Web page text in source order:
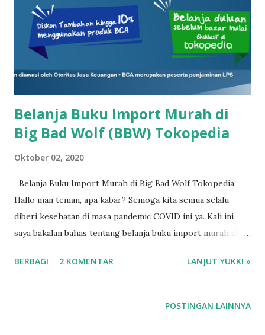
Belanja Buku Import Murah di
Big Bad Wolf (BBW) Tokopedia
Oktober 02, 2020
Belanja Buku Import Murah di Big Bad Wolf Tokopedia
Hallo man teman, apa kabar? Semoga kita semua selalu
diberi kesehatan di masa pandemic COVID ini ya. Kali ini
saya bakalan bahas tentang belanja buku import murah di
di Tokopedia sejak tanggal 1-7 Oktober 2020. Karena
BERBAGI 2 KOMENTAR LANJUT YUKK! »
POSTINGAN LAINNYA